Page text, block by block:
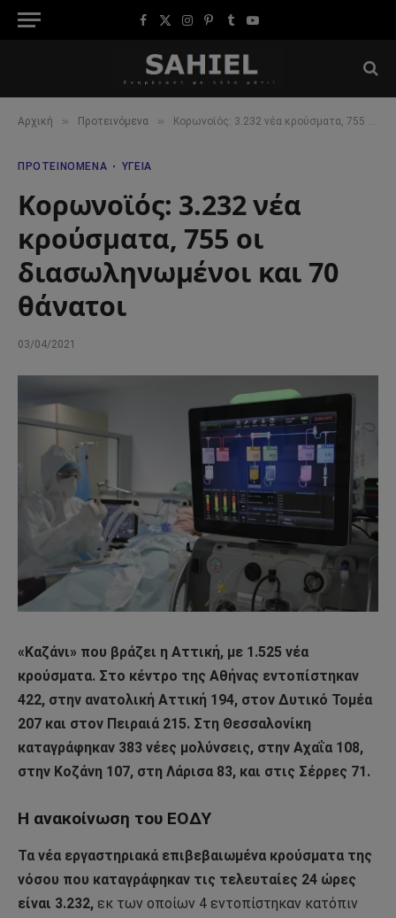
Facebook
X
Instagram
Pinterest
TumblrYouTube
Αρχική » Προτεινόμενα » Κορωνοϊός: 3.232 νέα κρούσματα, 755 οι διασωληνωμένοι και 70 θάνατοι
ΠΡΟΤΕΙΝΌΜΕΝΑ ΥΓΕΊΑ
Κορωνοϊός: 3.232 νέα
κρούσματα, 755 οι
διασωληνωμένοι και 70
θάνατοι
03/04/2021
«Καζάνι» που βράζει η Αττική, με 1.525 νέα
κρούσματα. Στο κέντρο της Αθήνας εντοπίστηκαν
422, στην ανατολική Αττική 194, στον Δυτικό Τομέα
207 και στον Πειραιά 215. Στη Θεσσαλονίκη
καταγράφηκαν 383 νέες μολύνσεις, στην Αχαΐα 108,
στην Κοζάνη 107, στη Λάρισα 83, και στις Σέρρες 71.
Η ανακοίνωση του ΕΟΔΥ
Τα νέα εργαστηριακά επιβεβαιωμένα κρούσματα της
νόσου που καταγράφηκαν τις τελευταίες 24 ώρες
είναι 3.232, εκ των οποίων 4 εντοπίστηκαν κατόπιν